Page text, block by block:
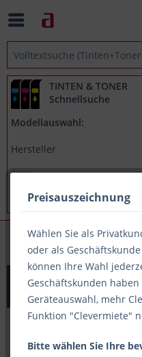
TINTEN & TONER
Schnellsuche
Modellauswahl:
Briefumschläge
Kuvert 1000x DIN lang+,
Preisauszeichnung
Wählen Sie als
oder als
können Ihre Wahl
Geschäftskunden
Geräteauswahl, mehr
Funktion "Clevermiete"
Bitte wählen Sie Ihre